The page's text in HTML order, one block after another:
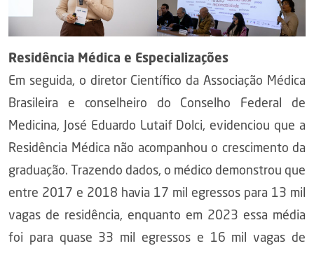
Residência Médica e Especializações
Em seguida, o diretor Científico da Associação Médica
Brasileira e conselheiro do Conselho Federal de
Medicina, José Eduardo Lutaif Dolci, evidenciou que a
Residência Médica não acompanhou o crescimento da
graduação. Trazendo dados, o médico demonstrou que
entre 2017 e 2018 havia 17 mil egressos para 13 mil
vagas de residência, enquanto em 2023 essa média
foi para quase 33 mil egressos e 16 mil vagas de